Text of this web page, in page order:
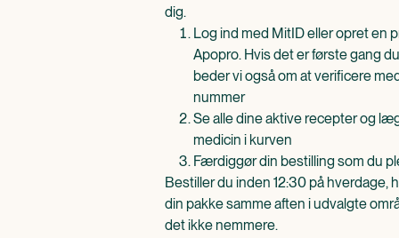
dig.
Log ind med MitID eller opret en
Apopro. Hvis det er første gang
beder vi også om at verificere
nummer
Se alle dine aktive recepter og
medicin i kurven
Færdiggør din bestilling som du
Bestiller du inden 12:30 på hverdage,
din pakke samme aften i udvalgte
det ikke nemmere.